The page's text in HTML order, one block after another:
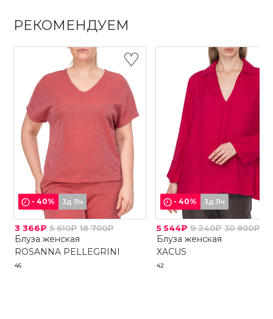
РЕКОМЕНДУЕМ
-40% 3д 11ч
3 366₽ 5 610₽ 18 700₽
Блуза женская
ROSANNA PELLEGRINI
46
-40% 3д 11ч
5 544₽ 9 240₽ 30 800₽
Блуза женская
XACUS
42